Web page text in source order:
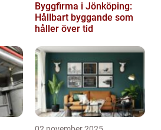
Byggfirma i Jönköping:
Hållbart byggande som
håller över tid